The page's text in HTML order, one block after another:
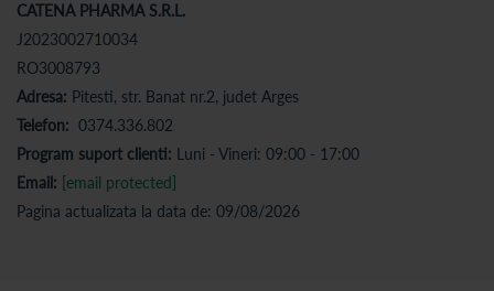
CATENA PHARMA S.R.L.
J2023002710034
RO3008793
Adresa: Pitesti, str. Banat nr.2, judet Arges
Telefon: 0374.336.802
Program suport clienti: Luni - Vineri: 09:00 - 17:00
Email: [email protected]
Pagina actualizata la data de: 09/08/2026